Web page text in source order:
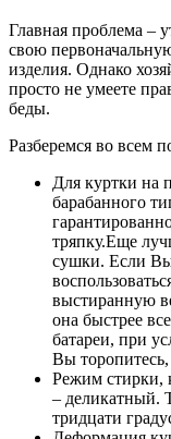
Главная проблема –
свою
изделия. Однако
просто не умеете
беды.
Разберемся во всем
Для куртки на
барабанного
тряпку.Еще
сушки. Если Вы
выстиранную
она быстрее
батареи, при
Вы
Режим стирки,
– деликатный.
тридцати